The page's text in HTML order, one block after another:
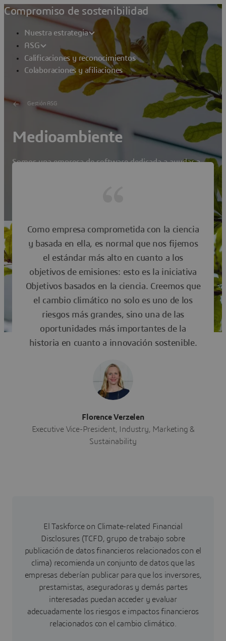
Compromiso de sostenibilidad
Nuestra estrategia
ASG
Calificaciones y reconocimientos
Colaboraciones y afiliaciones
Gestión ASG
Medioambiente
Somos una empresa de software dedicada a ayudar a
Como empresa comprometida con la ciencia
y basada en ella, es normal que nos fijemos
el estándar más alto en cuanto a los
objetivos de emisiones: esto es la iniciativa
Objetivos basados en la ciencia. Creemos que
el cambio climático no solo es uno de los
riesgos más grandes, sino una de las
oportunidades más importantes de la
historia en cuanto a innovación sostenible.
Florence Verzelen
Executive Vice-President, Industry, Marketing &
Sustainability
El Taskforce on Climate-related Financial
Disclosures (TCFD, grupo de trabajo sobre
publicación de datos financieros relacionados con el
clima) recomienda un conjunto de datos que las
empresas deberían publicar para que los inversores,
prestamistas, aseguradoras y demás partes
interesadas puedan acceder y evaluar
adecuadamente los riesgos e impactos financieros
relacionados con el cambio climático.